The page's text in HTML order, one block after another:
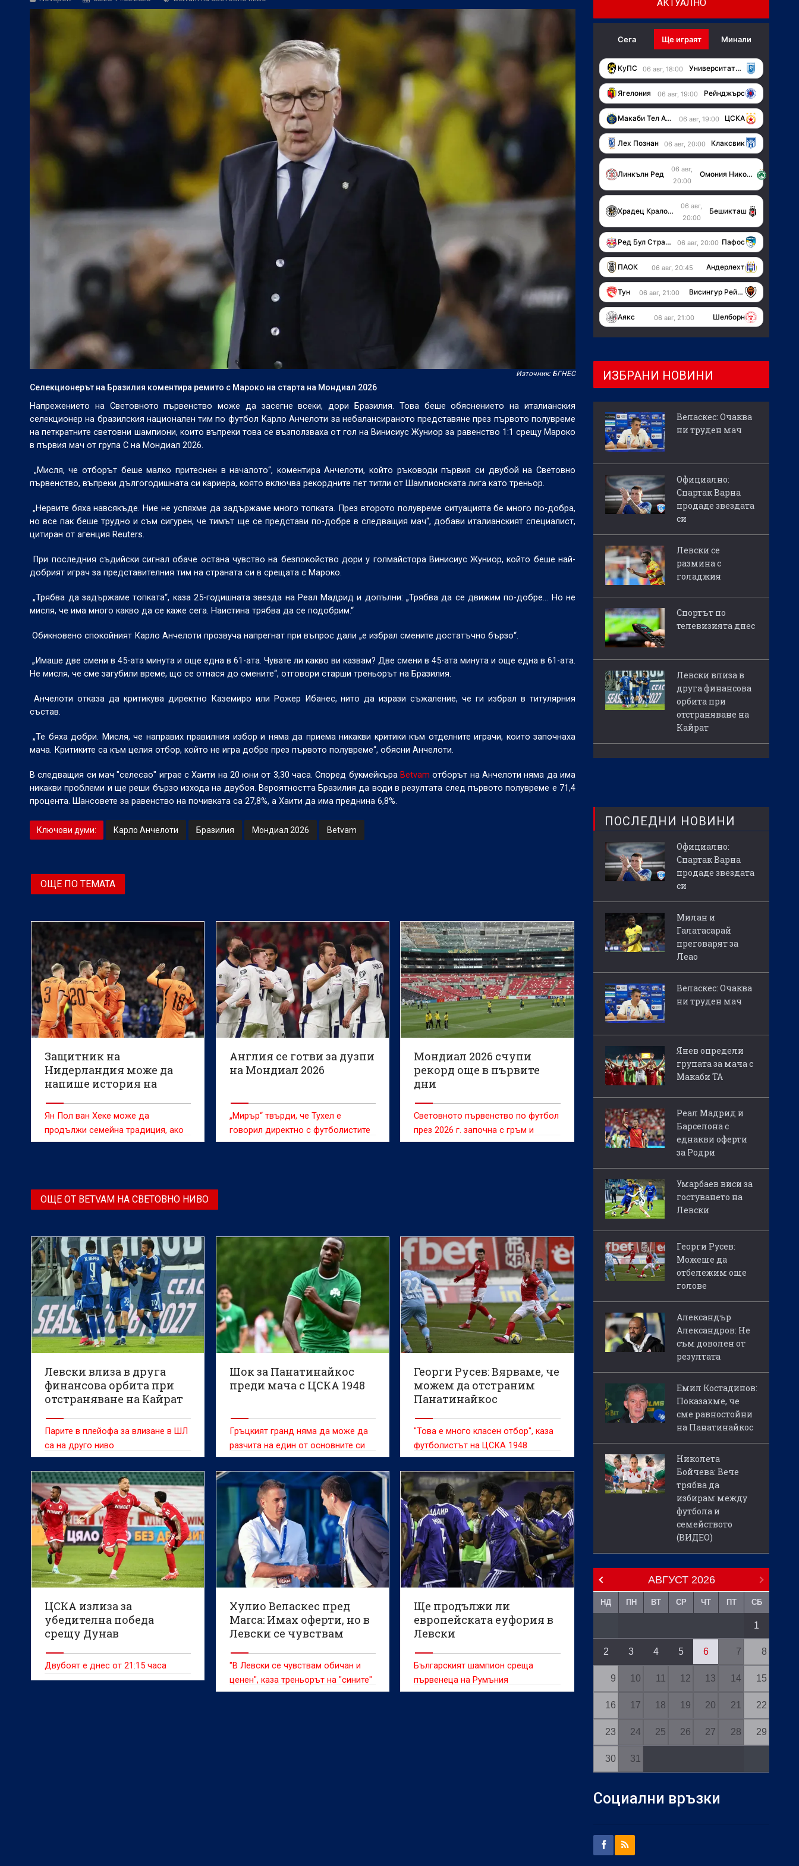
БГ Футбол:Официално: Спартак Варна продаде звездата си
БГ Футбол:Левски се размина с голаджия
Източник: БГНЕС
Селекционерът на Бразилия коментира ремито с Мароко на старта на Мондиал 2026
Напрежението на Световното първенство може да засегне всеки, дори Бразилия. Това беше обяснението на италианския
селекционер на бразилския национален тим по футбол Карло Анчелоти за небалансираното представяне през първото полувреме
на петкратните световни шампиони, които въпреки това се възползваха от гол на Винисиус Жуниор за равенство 1:1 срещу Мароко
в първия мач от група C на Мондиал 2026.
„Мисля, че отборът беше малко притеснен в началото“, коментира Анчелоти, който ръководи първия си двубой на Световно
първенство, въпреки дългогодишната си кариера, която включва рекордните пет титли от Шампионската лига като треньор.
„Нервите бяха навсякъде. Ние не успяхме да задържаме много топката. През второто полувреме ситуацията бе много по-добра,
но все пак беше трудно и съм сигурен, че тимът ще се представи по-добре в следващия мач“, добави италианският специалист,
цитиран от агенция Reuters.
При последния съдийски сигнал обаче остана чувство на безпокойство дори у голмайстора Винисиус Жуниор, който беше най-
добрият играч за представителния тим на страната си в срещата с Мароко.
„Трябва да задържаме топката“, каза 25-годишната звезда на Реал Мадрид и допълни: „Трябва да се движим по-добре... Но не
мисля, че има много какво да се каже сега. Наистина трябва да се подобрим.“
Обикновено спокойният Карло Анчелоти прозвуча напрегнат при въпрос дали „е избрал смените достатъчно бързо“.
„Имаше две смени в 45-ата минута и още една в 61-ата. Чувате ли какво ви казвам? Две смени в 45-ата минута и още една в 61-ата.
Не мисля, че сме загубили време, що се отнася до смените“, отговори старши треньорът на Бразилия.
Анчелоти отказа да критикува директно Каземиро или Рожер Ибанес, нито да изрази съжаление, че ги избрал в титулярния
състав.
„Те бяха добри. Мисля, че направих правилния избор и няма да приема никакви критики към отделните играчи, които започнаха
мача. Критиките са към целия отбор, който не игра добре през първото полувреме“, обясни Анчелоти.
В следващия си мач "селесао" играе с Хаити на 20 юни от 3,30 часа. Според букмейкъраBetvam отборът на Анчелоти няма да има
никакви проблеми и ще реши бързо изхода на двубоя. Вероятността Бразилия да води в резултата след първото полувреме е 71,4
процента. Шансовете за равенство на почивката са 27,8%, а Хаити да има преднина 6,8%.
Ключови думи: Карло Анчелоти Бразилия Мондиал 2026 Betvam
ОЩЕ ПО ТЕМАТА
Защитник на
Нидерландия може да
напише история на
Ян Пол ван Хеке може да
продължи семейна традиция, ако
достигне до финала
Англия се готви за дузпи
на Мондиал 2026
„Мирър“ твърди, че Тухел е
говорил директно с футболистите
по темата
Мондиал 2026 счупи
рекорд още в първите
дни
Световното първенство по футбол
през 2026 г. започна с гръм и
трясък, поставяйки първия си
ОЩЕ ОТ BETVAM НА СВЕТОВНО НИВО
Левски влиза в друга
финансова орбита при
отстраняване на Кайрат
Парите в плейофа за влизане в ШЛ
са на друго ниво
Шок за Панатинайкос
преди мача с ЦСКА 1948
Гръцкият гранд няма да може да
разчита на един от основните си
нападатели
Георги Русев: Вярваме, че
можем да отстраним
Панатинайкос
"Това е много класен отбор", каза
футболистът на ЦСКА 1948
ЦСКА излиза за
убедителна победа
срещу Дунав
Двубоят е днес от 21:15 часа
Хулио Веласкес пред
Marca: Имах оферти, но в
Левски се чувствам
"В Левски се чувствам обичан и
ценен", каза треньорът на "сините"
Ще продължи ли
европейската еуфория в
Левски
Българският шампион среща
първенеца на Румъния
АКТУАЛНО
Сега Ще играят Минали
KуПС 06 авг, 18:00 Университатя (Крайова)
Ягелония 06 авг, 19:00 Рейнджърс
Макаби Тел Авив 06 авг, 19:00 ЦСКА
Лех Познан 06 авг, 20:00 Клаксвик
Линкълн Ред
06 авг,
20:00
Омония Никозия
Храдец Кралове
06 авг,
20:00
Бешикташ
Ред Бул Страсбург 06 авг, 20:00 Пафос
ПАОК 06 авг, 20:45 Андерлехт
Тун 06 авг, 21:00 Висингур Рейкявик
Аякс 06 авг, 21:00 Шелборн
ИЗБРАНИ НОВИНИ
Веласкес: Очаква
ни труден мач
Официално:
Спартак Варна
продаде звездата
си
Левски се
размина с
голаджия
Спортът по
телевизията днес
Левски влиза в
друга финансова
орбита при
отстраняване на
Кайрат
ПОСЛЕДНИ НОВИНИ
Официално:
Спартак Варна
продаде звездата
си
Милан и
Галатасарай
преговарят за
Леао
Веласкес: Очаква
ни труден мач
Янев определи
групата за мача с
Макаби ТА
Реал Мадрид и
Барселона с
еднакви оферти
за Родри
Умарбаев виси за
гостуването на
Левски
Георги Русев:
Можеше да
отбележим още
голове
Александър
Александров: Не
съм доволен от
резултата
Емил Костадинов:
Показахме, че
сме равностойни
на Панатинайкос
Николета
Бойчева: Вече
трябва да
избирам между
футбола и
семейството
(ВИДЕО)
АВГУСТ 2026
НД ПН ВТ СР ЧТ ПТ СБ
1
2 3 4 5 6 7 8
9 10 11 12 13 14 15
16 17 18 19 20 21 22
23 24 25 26 27 28 29
30 31
Социални връзки